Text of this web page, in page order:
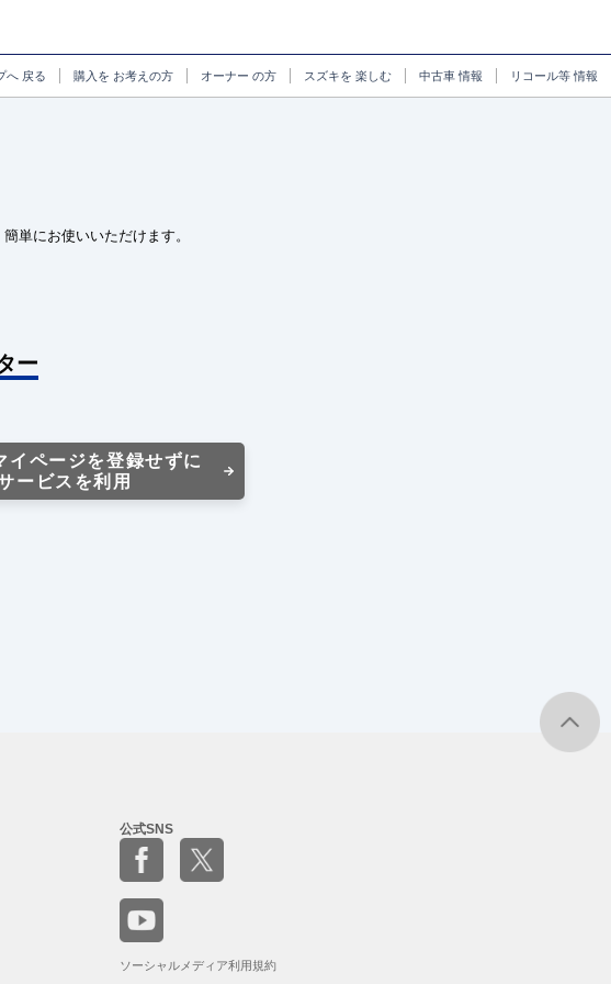
へ 戻る 購入を お考えの方 オーナー の方 スズキを 楽しむ 中古車情報 リコール等情報
単にお使いいただけます。
ー
イページを登録せずに
ービスを利用
公式SNS
ソーシャルメディア利用規約